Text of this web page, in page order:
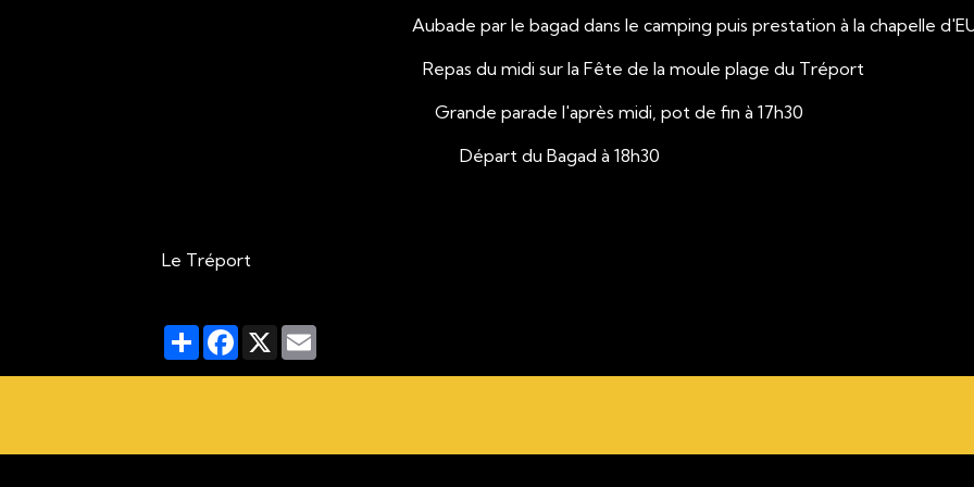
Aubade par le bagad dans le camping puis
Repas du midi sur la Fête de la
Grande parade l'après midi,
Départ du
Le Tréport
PartagerFacebook
X